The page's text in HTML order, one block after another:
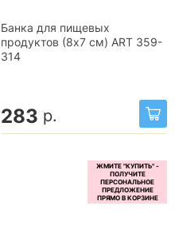
Банка для пищевых
продуктов (8x7 см) ART 359-
314
283 р.